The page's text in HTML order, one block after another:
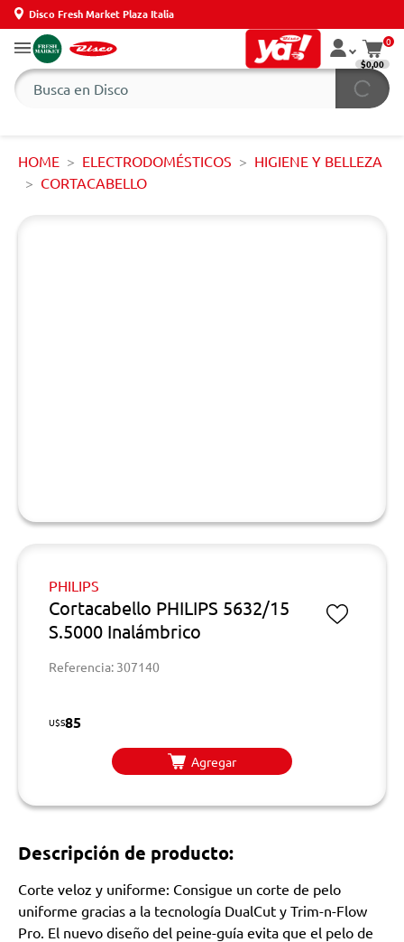
Disco Fresh Market Plaza Italia
0
$0,00
HOME ELECTRODOMÉSTICOS
HIGIENE Y BELLEZA
CORTACABELLO
PHILIPS
Cortacabello PHILIPS 5632/15
S.5000 Inalámbrico
Referencia: 307140
U$S85
Agregar
Descripción de producto:
Corte veloz y uniforme: Consigue un corte de pelo
uniforme gracias a la tecnología DualCut y Trim-n-Flow
Pro. El nuevo diseño del peine-guía evita que el pelo de